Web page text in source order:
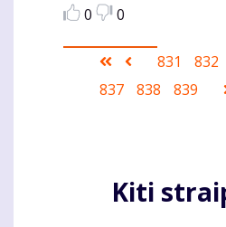
0
0
Pagination
First
page
Ankstesnis
puslapis
Puslapis
831 832
Puslapis
837 Puslapis
838 839
Kiti